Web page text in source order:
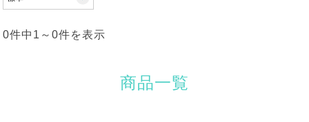
0件中 1 ～0件を表示
商品一覧